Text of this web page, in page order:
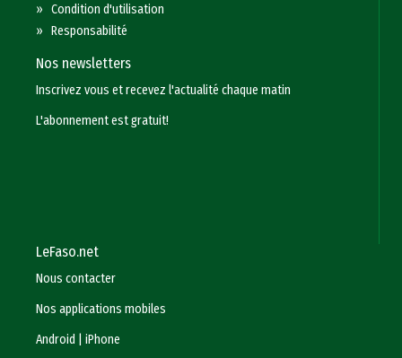
»Condition d'utilisation
»Responsabilité
Nos newsletters
Inscrivez vous et recevez l'actualité chaque matin
L'abonnement est gratuit!
LeFaso.net
Nous contacter
Nos applications mobiles
Android
|iPhone